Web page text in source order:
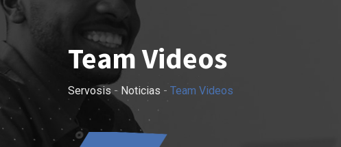
Team Videos
Servosis- Noticias - Team Videos